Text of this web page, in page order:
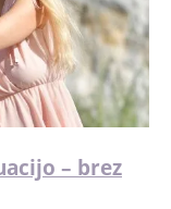
– brez